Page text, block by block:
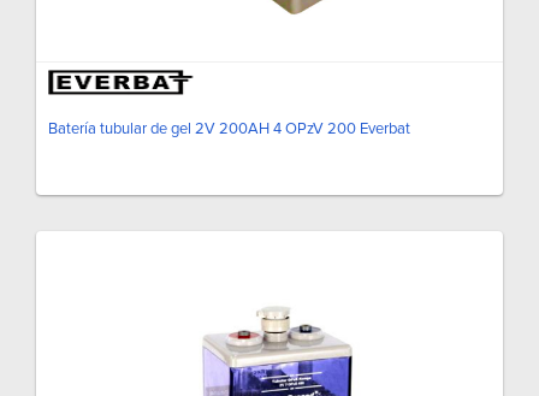
Batería tubular de gel 2V 200AH 4 OPzV 200 Everbat